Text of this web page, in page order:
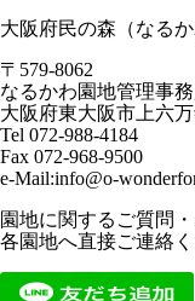
大阪府民の森（なるか
〒579-8062
なるかわ園地管理事
大阪府東大阪市上六万
Tel 072-988-4184
Fax 072-968-9500
e-Mail:info@o-
園地に関するご質問
各園地へ直接ご連絡く